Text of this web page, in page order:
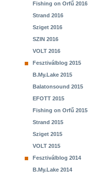
Fishing on Orfű 2016
Strand 2016
Sziget 2016
SZIN 2016
VOLT 2016
Fesztiválblog 2015
B.My.Lake 2015
Balatonsound 2015
EFOTT 2015
Fishing on Orfű 2015
Strand 2015
Sziget 2015
VOLT 2015
Fesztiválblog 2014
B.My.Lake 2014